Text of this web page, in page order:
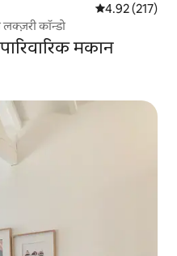
औसत रेटिंग 5 में से
4.92 (217)
लक्ज़री कॉन्डो
मकान